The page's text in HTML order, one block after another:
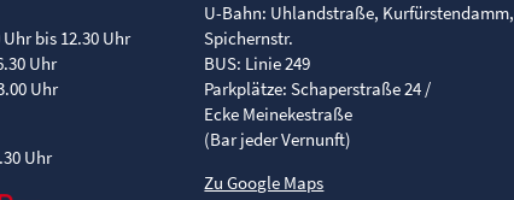
Uhr bis 12.30 Uhr
Uhr
Uhr
Uhr
U-Bahn: Uhlandstraße, Kurfürstendamm,
Spichernstr.
BUS: Linie 249
Parkplätze: Schaperstraße 24 /
Ecke Meinekestraße
(Bar jeder Vernunft)
Zu Google Maps